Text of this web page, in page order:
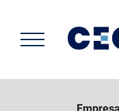
contenido
principal